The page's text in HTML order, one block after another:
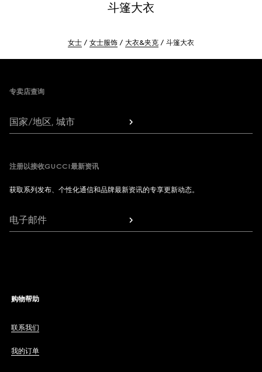
斗篷大衣
女士 女士服饰 大衣&夹克 斗篷大衣
专卖店查询
国家/地区, 城市
注册以接收GUCCI最新资讯
获取系列发布、个性化通信和品牌最新资讯的专享更新动态。
电子邮件
购物帮助
联系我们
我的订单